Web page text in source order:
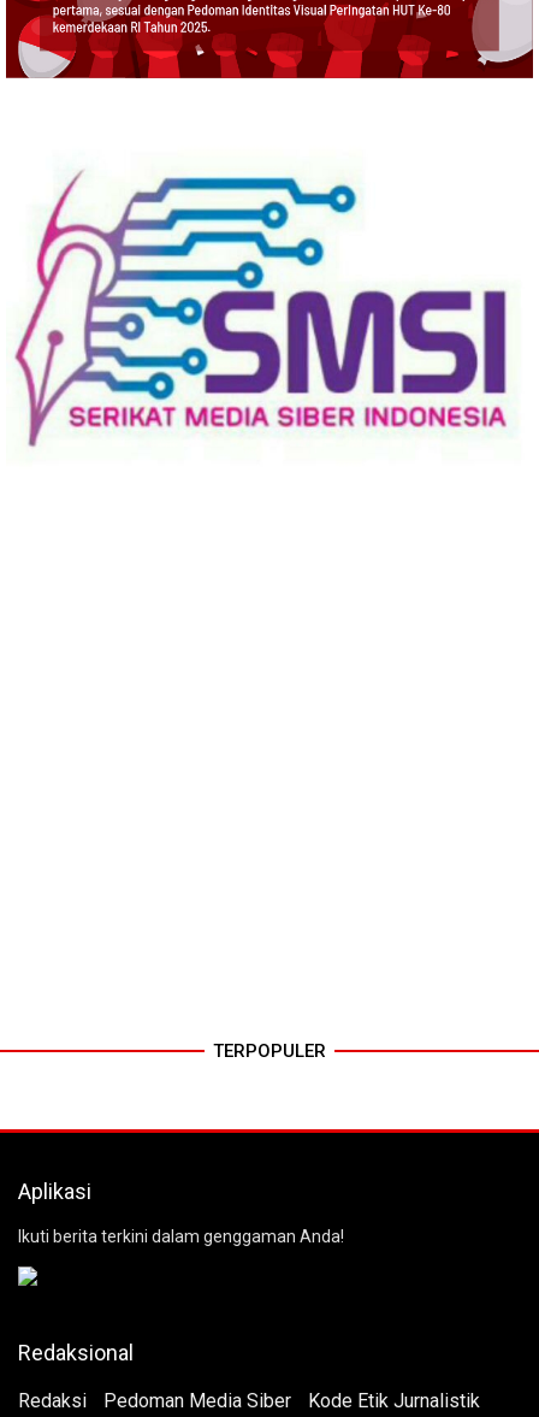
TERPOPULER
Aplikasi
Ikuti berita terkini dalam genggaman Anda!
Redaksional
Redaksi Pedoman Media Siber Kode Etik Jurnalistik